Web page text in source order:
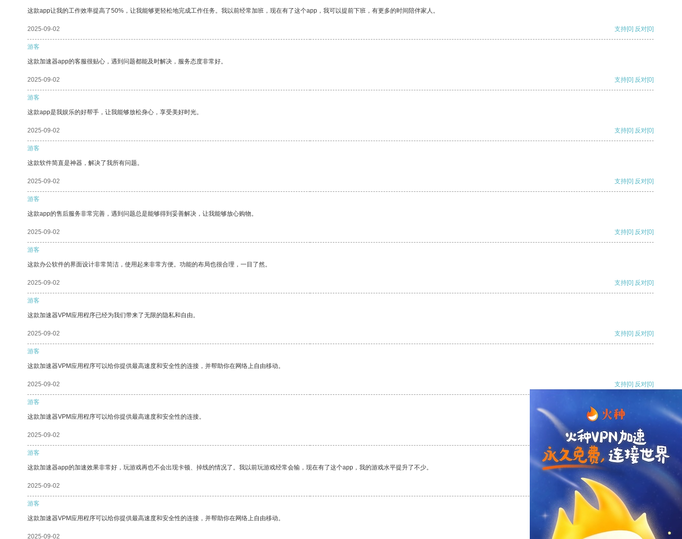
这款app让我的工作效率提高了50%，让我能够更轻松地完成工作任务。我以前经常加班，现在有了这个app，我可以提前下班，有更多的时间陪伴家人。
2025-09-02 支持[0] 反对[0]
游客
这款加速器app的客服很贴心，遇到问题都能及时解决，服务态度非常好。
2025-09-02 支持[0] 反对[0]
游客
这款app是我娱乐的好帮手，让我能够放松身心，享受美好时光。
2025-09-02 支持[0] 反对[0]
游客
这款软件简直是神器，解决了我所有问题。
2025-09-02 支持[0] 反对[0]
游客
这款app的售后服务非常完善，遇到问题总是能够得到妥善解决，让我能够放心购物。
2025-09-02 支持[0] 反对[0]
游客
这款办公软件的界面设计非常简洁，使用起来非常方便。功能的布局也很合理，一目了然。
2025-09-02 支持[0] 反对[0]
游客
这款加速器VPM应用程序已经为我们带来了无限的隐私和自由。
2025-09-02 支持[0] 反对[0]
游客
这款加速器VPM应用程序可以给你提供最高速度和安全性的连接，并帮助你在网络上自由移动。
2025-09-02 支持[0] 反对[0]
游客
这款加速器VPM应用程序可以给你提供最高速度和安全性的连接。
2025-09-02 支持[0] 反对
游客
这款加速器app的加速效果非常好，玩游戏再也不会出现卡顿、掉线的情况了。我以前玩游戏经常会输，现在有了这个app，我的游戏水平提升了不少。
2025-09-02 支持
游客
这款加速器VPM应用程序可以给你提供最高速度和安全性的连接，并帮助你在网络上自由移动。
2025-09-02 反对 [0]